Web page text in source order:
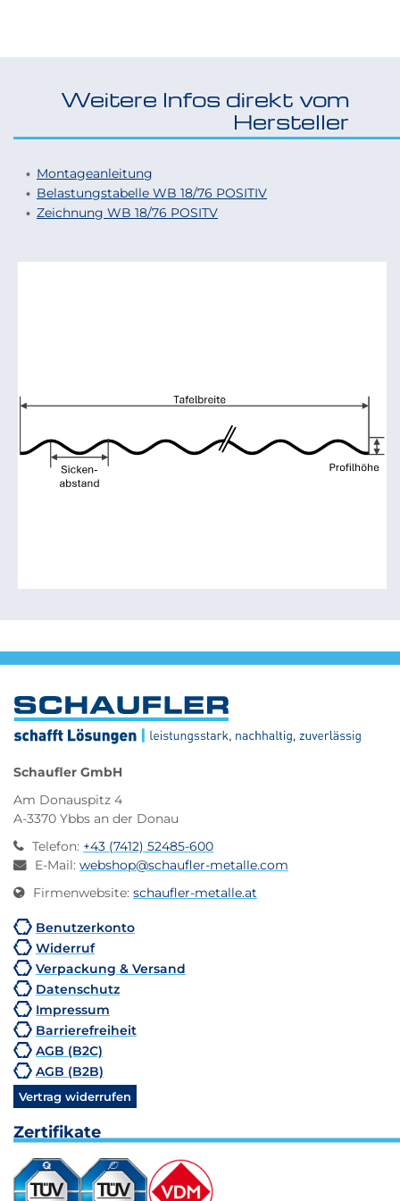
Weitere Infos direkt vom
Hersteller
Montageanleitung
Belastungstabelle WB 18/76 POSITIV
Zeichnung WB 18/76 POSITV
Schaufler GmbH
Am Donauspitz 4
A-3370 Ybbs an der Donau
Telefon: +43 (7412) 52485-600
E-Mail: webshop@schaufler-metalle.com
Firmenwebsite: schaufler-metalle.at
Benutzerkonto
Widerruf
Verpackung & Versand
Datenschutz
Impressum
Barrierefreiheit
AGB (B2C)
AGB (B2B)
Vertrag widerrufen
Zertifikate